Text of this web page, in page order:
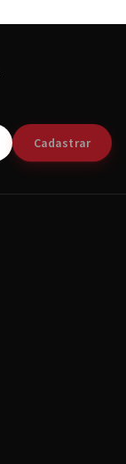
Cadastrar